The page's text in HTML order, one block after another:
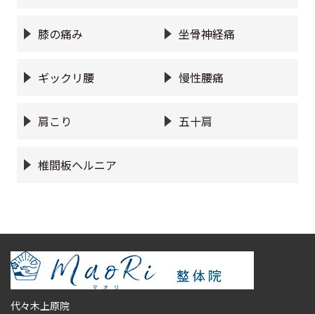
膝の痛み 坐骨神経痛
ギックリ腰 慢性腰痛
肩こり 五十肩
椎間板ヘルニア
代々木上原院